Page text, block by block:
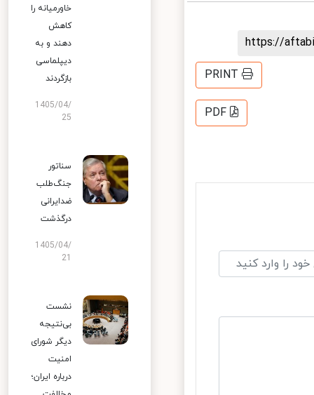
https://
PRINT
PDF
خاورمیانه را
کاهش
دهند و به
دیپلماسی
بازگردند
1405/04/
25
سناتور
جنگ‌طلب
ضدایرانی
درگذشت
1405/04/
نشست
بی‌نتیجه
دیگر شورای
امنیت
درباره ایران؛